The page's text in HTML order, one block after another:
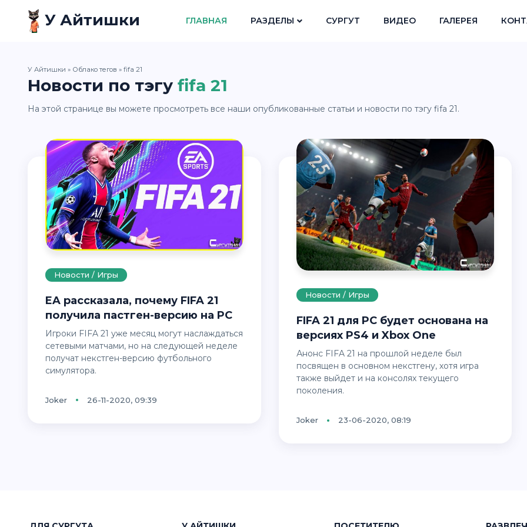
У Айтишки ГЛАВНАЯ РАЗДЕЛЫ СУРГУТ ВИДЕО ГАЛЕРЕЯ
У Айтишки » Облако тегов » fifa 21
Новости по тэгу fifa 21
На этой странице вы можете просмотреть все наши опубликованные статьи и новости по тэгу fifa 21.
Новости / Игры
EA рассказала, почему FIFA 21
получила пастген-версию на PC
Игроки FIFA 21 уже месяц могут наслаждаться
сетевыми матчами, но на следующей неделе
получат некстген-версию футбольного
симулятора.
Joker 26-11-2020, 09:39
Новости / Игры
FIFA 21 для PC будет основана на
версиях PS4 и Xbox One
Анонс FIFA 21 на прошлой неделе был
посвящен в основном некстгену, хотя игра
также выйдет и на консолях текущего
поколения.
Joker 23-06-2020, 08:19